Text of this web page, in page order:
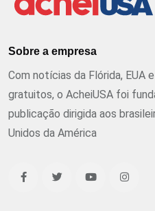
Sobre a empresa
Com notícias da Flórida, EUA
gratuitos, o AcheiUSA foi
publicação dirigida aos
Unidos da América